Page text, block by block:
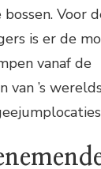
Voor
is er de
vanaf de
van ’s